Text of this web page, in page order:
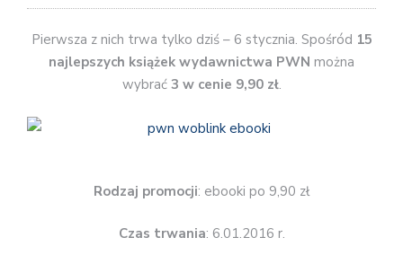
Pierwsza z nich trwa tylko dziś – 6 stycznia. Spośród 15
najlepszych książek wydawnictwa PWN można
wybrać 3 w cenie 9,90 zł.
Rodzaj promocji: ebooki po 9,90 zł
Czas trwania: 6.01.2016 r.